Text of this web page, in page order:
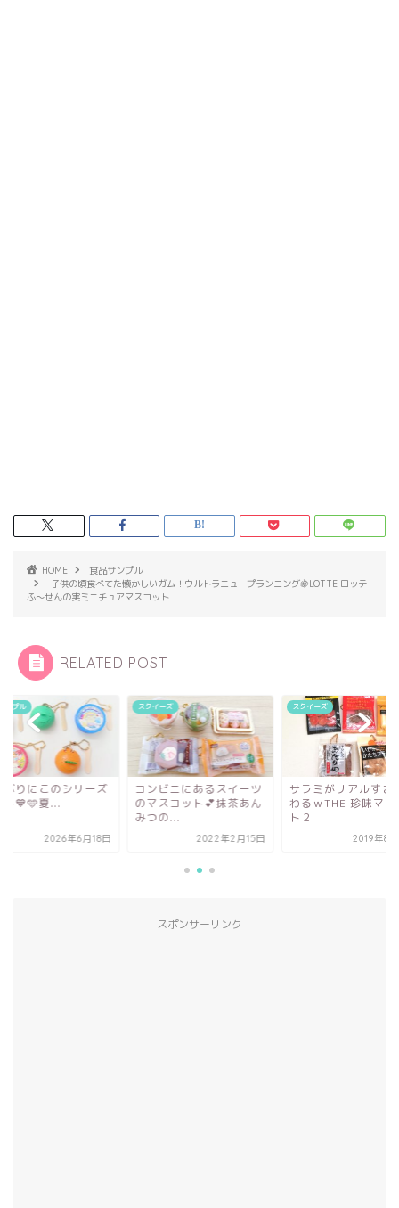
HOME
食品サンプル
子供の頃食べてた懐かしいガム！ウルトラニュープランニング🍇LOTTE ロッテ
ふ～せんの実ミニチュアマスコット
RELATED POST
ーズ
ビニにあるスイーツ
コット💕抹茶あん
2022年2月15日
スクイーズ
サラミがリアルすぎてじ
わるｗTHE 珍味マスコッ
ト２
2019年8月23日
食品サンプル
久しぶりにこのシリ
ゲット💙🩵夏...
2026年6
スポンサーリンク